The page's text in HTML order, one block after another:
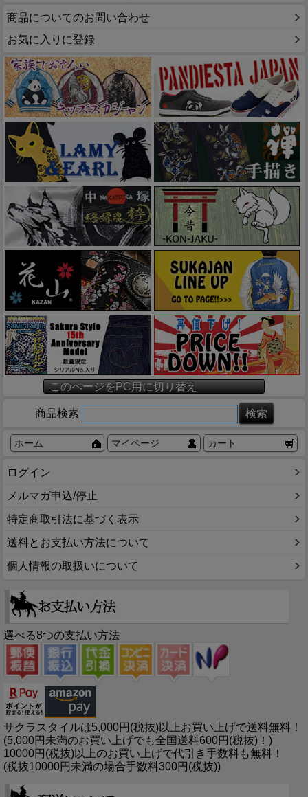
商品についてのお問い合わせ
お気に入りに登録
このページをPC用に切り替え
商品検索
ホーム マイページ カート
ログイン
メルマガ申込/停止
特定商取引法に基づく表示
送料とお支払い方法について
個人情報の取扱いについて
選べる8つの支払い方法
サクラスタイルは5,000円(税抜)以上お買い上げで送料無料！
(5,000円未満のお買い上げでも全国送料600円(税抜)！)
10000円(税抜)以上のお買い上げで代引き手数料も無料！
(税抜10000円未満の場合手数料300円(税抜))